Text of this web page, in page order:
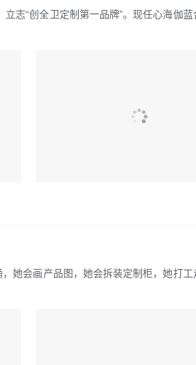
志“创全卫定制第一品牌”。现任心海伽蓝
她会画产品图，她会拆装定制柜，她打工